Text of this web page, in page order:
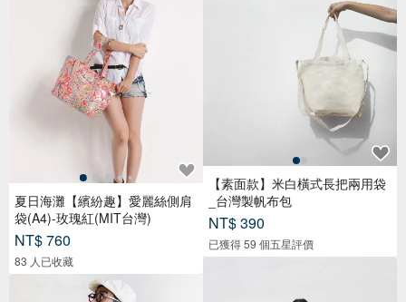
夏日海灘【繽紛趣】愛麗絲側肩
袋(A4)-玫瑰紅(MIT台灣)
NT$ 760
83 人已收藏
【素面款】米白橫式長把兩用袋
_台灣製帆布包
NT$ 390
已獲得 59 個五星評價